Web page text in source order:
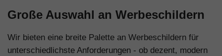
Große Auswahl an Werbeschildern
Wir bieten eine breite Palette an Werbeschildern für
unterschiedlichste Anforderungen - ob dezent, modern